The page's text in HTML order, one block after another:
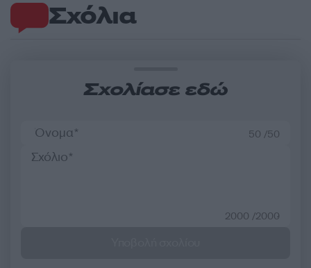
Σχόλια
Σχολίασε εδώ
50 /50
2000 /2000